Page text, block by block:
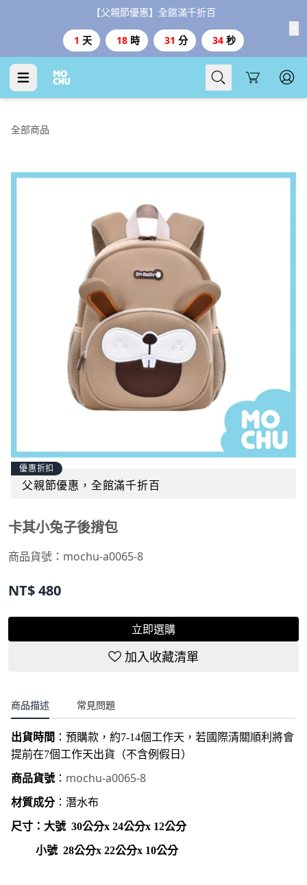
【父親節優惠】全館滿千折百
1 天 18 時 31 分 34 秒
Cart
全部商品
優惠折扣
父親節優惠，全館滿千折百
卡其小兔子後揹包
商品貨號： mochu-a0065-8
NT$480
立即選購
加入收藏清單
商品描述 常見問題
出貨時間 ： 預購款，約7-14個工作天，若國際清關順利將會
提前在7個工作天出貨（不含例假日）
商品貨號： mochu-a0065-8
材質成分：潛水布
尺寸：大號 30公分x 24公分x 12公分
小號 28公分x 22公分x 10公分